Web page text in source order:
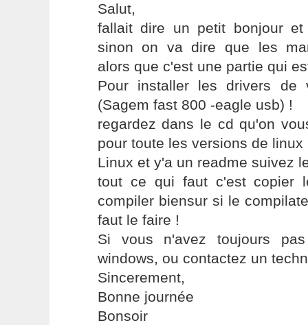
Salut,
fallait dire un petit bonjour
sinon on va dire que les
alors que c'est une partie qui
Pour installer les drivers de
(Sagem fast 800 -eagle usb) !
regardez dans le cd qu'on
pour toute les versions de
Linux et y'a un readme suivez
tout ce qui faut c'est copier
compiler biensur si le
faut le faire !
Si vous n'avez toujours
windows, ou contactez un
Sincerement,
Bonne journée
Bonsoir